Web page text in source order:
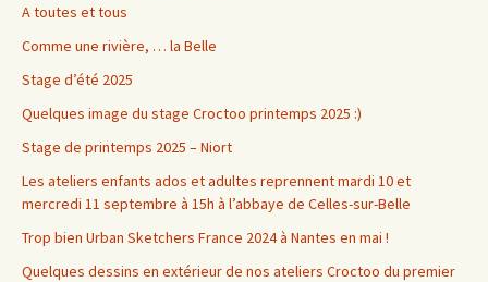
A toutes et tous
Comme une rivière, … la Belle
Stage d’été 2025
Quelques image du stage Croctoo printemps 2025 :)
Stage de printemps 2025 – Niort
Les ateliers enfants ados et adultes reprennent mardi 10 et
mercredi 11 septembre à 15h à l’abbaye de Celles-sur-Belle
Trop bien Urban Sketchers France 2024 à Nantes en mai !
Quelques dessins en extérieur de nos ateliers Croctoo du premier